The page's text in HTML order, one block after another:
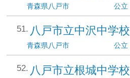
青森県八戸市 公立
八戸市立中沢中学校
青森県八戸市 公立
八戸市立根城中学校